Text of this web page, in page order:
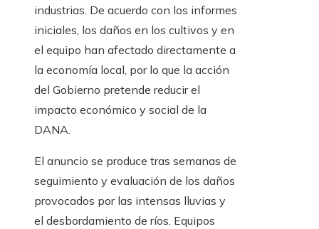
industrias. De acuerdo con los informes
iniciales, los daños en los cultivos y en
el equipo han afectado directamente a
la economía local, por lo que la acción
del Gobierno pretende reducir el
impacto económico y social de la
DANA.
El anuncio se produce tras semanas de
seguimiento y evaluación de los daños
provocados por las intensas lluvias y
el desbordamiento de ríos. Equipos